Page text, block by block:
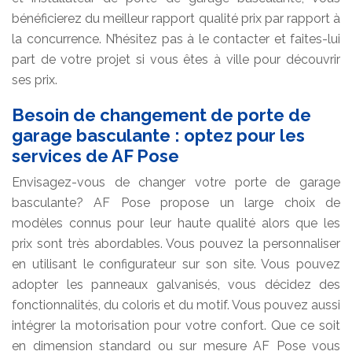
bénéficierez du meilleur rapport qualité prix par rapport à
la concurrence. N’hésitez pas à le contacter et faites-lui
part de votre projet si vous êtes à ville pour découvrir
ses prix.
Besoin de changement de porte de
garage basculante : optez pour les
services de AF Pose
Envisagez-vous de changer votre porte de garage
basculante? AF Pose propose un large choix de
modèles connus pour leur haute qualité alors que les
prix sont très abordables. Vous pouvez la personnaliser
en utilisant le configurateur sur son site. Vous pouvez
adopter les panneaux galvanisés, vous décidez des
fonctionnalités, du coloris et du motif. Vous pouvez aussi
intégrer la motorisation pour votre confort. Que ce soit
en dimension standard ou sur mesure AF Pose vous